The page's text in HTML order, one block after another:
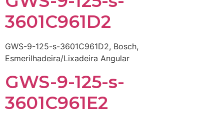
3601C961D2
GWS-9-125-s-3601C961D2, Bosch,
Esmerilhadeira/Lixadeira Angular
GWS-9-125-s-
3601C961E2